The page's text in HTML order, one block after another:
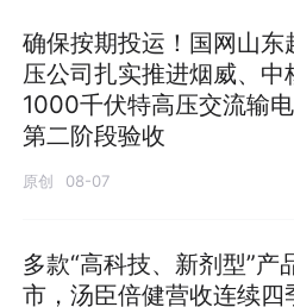
确保按期投运！国网山东
压公司扎实推进烟威、中
1000千伏特高压交流输
第二阶段验收
原创 08-07
多款“高科技、新剂型”产
市，汤臣倍健营收连续四